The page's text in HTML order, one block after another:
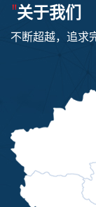
"关于我们
不断超越，追求